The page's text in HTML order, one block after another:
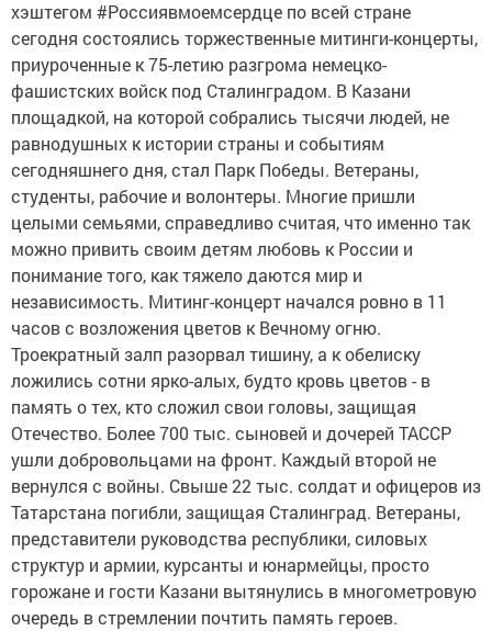
хэштегом #Россиявмоемсердце по всей стране
сегодня состоялись торжественные митинги-концерты,
приуроченные к 75-летию разгрома немецко-
фашистских войск под Сталинградом. В Казани
площадкой, на которой собрались тысячи людей, не
равнодушных к истории страны и событиям
сегодняшнего дня, стал Парк Победы. Ветераны,
студенты, рабочие и волонтеры. Многие пришли
целыми семьями, справедливо считая, что именно так
можно привить своим детям любовь к России и
понимание того, как тяжело даются мир и
независимость. Митинг-концерт начался ровно в 11
часов с возложения цветов к Вечному огню.
Троекратный залп разорвал тишину, а к обелиску
ложились сотни ярко-алых, будто кровь цветов - в
память о тех, кто сложил свои головы, защищая
Отечество. Более 700 тыс. сыновей и дочерей ТАССР
ушли добровольцами на фронт. Каждый второй не
вернулся с войны. Свыше 22 тыс. солдат и офицеров из
Татарстана погибли, защищая Сталинград. Ветераны,
представители руководства республики, силовых
структур и армии, курсанты и юнармейцы, просто
горожане и гости Казани вытянулись в многометровую
очередь в стремлении почтить память героев.